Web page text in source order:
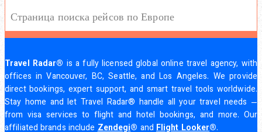
Страница поиска рейсов по Европе
Travel Radar® is a fully licensed global online travel agency, with
offices in Vancouver, BC, Seattle, and Los Angeles. We provide
direct bookings, expert support, and smart travel tools worldwide.
Stay home and let Travel Radar® handle all your travel needs —
from visa services to flight and hotel bookings, and more. Our
affiliated brands includeZendegi® and Flight Looker®.